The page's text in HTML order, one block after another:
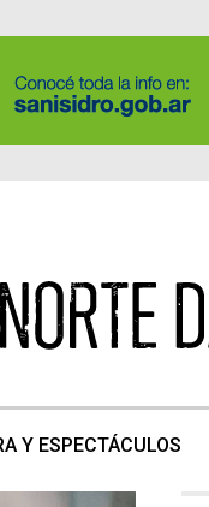
Y ESPECTÁCULOS